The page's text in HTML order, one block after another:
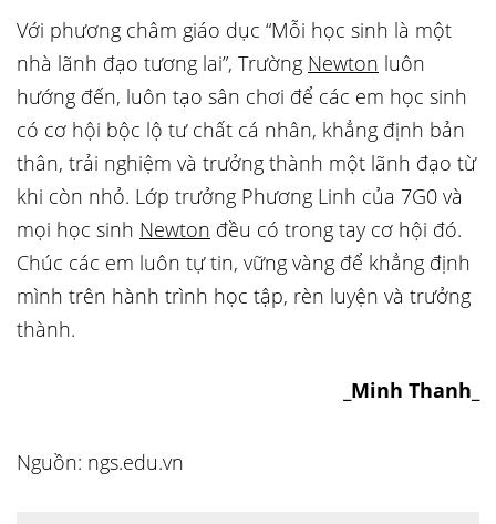
Với phương châm giáo dục “Mỗi học sinh là một
nhà lãnh đạo tương lai”, Trường Newton luôn
hướng đến, luôn tạo sân chơi để các em học sinh
có cơ hội bộc lộ tư chất cá nhân, khẳng định bản
thân, trải nghiệm và trưởng thành một lãnh đạo từ
khi còn nhỏ. Lớp trưởng Phương Linh của 7G0 và
mọi học sinh Newton đều có trong tay cơ hội đó.
Chúc các em luôn tự tin, vững vàng để khẳng định
mình trên hành trình học tập, rèn luyện và trưởng
thành.
_Minh Thanh_
Nguồn: ngs.edu.vn